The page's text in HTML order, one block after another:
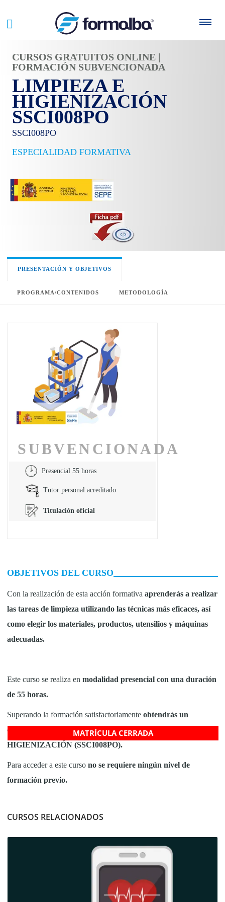
CURSOS GRATUITOS ONLINE |
FORMACIÓN SUBVENCIONADA
LIMPIEZA E
HIGIENIZACIÓN
SSCI008PO
SSCI008PO
ESPECIALIDAD FORMATIVA
PRESENTACIÓN Y OBJETIVOS
PROGRAMA/CONTENIDOS METODOLOGÍA
OBJETIVOS DEL CURSO
Con la realización de esta acción formativaaprenderás a realizar
las tareas de limpieza utilizando las técnicas más eficaces, así
como elegir los materiales, productos, utensilios y máquinas
adecuadas.
Este curso se realiza enmodalidad presencial con una duración
de 55 horas.
Superando la formación satisfactoriamente obtendrás un
diploma de la acción formativa: LIMPIEZA E
HIGIENIZACIÓN (SSCI008PO).
Para acceder a este cursono se requiere ningún nivel de
formación previo.
CURSOS RELACIONADOS
MATRÍCULA CERRADA
SUBVENCIONADA
Presencial 55 horas
Tutor personal acreditado
Titulación oficial